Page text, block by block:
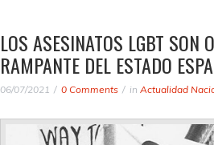
LOS ASESINATOS LGBT SON
RAMPANTE DEL ESTADO
06/07/2021 0 Comments in Actualidad